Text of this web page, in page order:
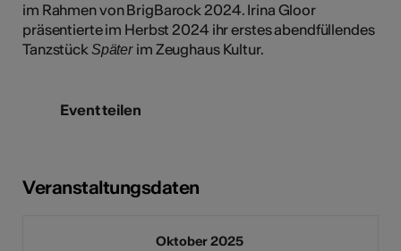
im Rahmen von BrigBarock 2024. Irina Gloor
präsentierte im Herbst 2024 ihr erstes abendfüllendes
TanzstückSpäter im Zeughaus Kultur.
Event teilen
Veranstaltungsdaten
Oktober 2025